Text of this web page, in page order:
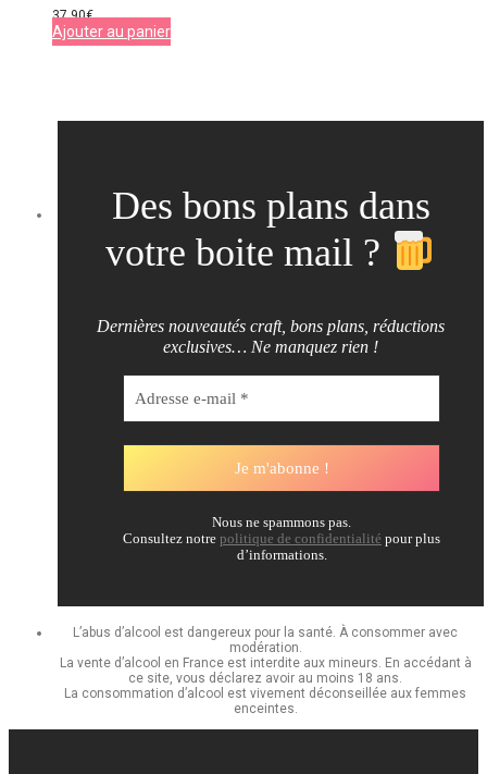
37,90€
Ajouter au panier
Des bons plans dans
votre boite mail ?
Dernières nouveautés craft, bons plans, réductions
exclusives… Ne manquez rien !
Nous ne spammons pas.
Consultez notre politique de confidentialité pour plus
d’informations.
L’abus d’alcool est dangereux pour la santé. À consommer avec
modération.
La vente d’alcool en France est interdite aux mineurs. En accédant à
ce site, vous déclarez avoir au moins 18 ans.
La consommation d’alcool est vivement déconseillée aux femmes
enceintes.